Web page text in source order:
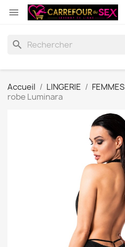

search
Accueil LINGERIE FEMMES
robe Luminara